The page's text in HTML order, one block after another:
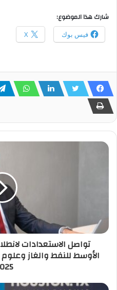
شارك هذا الموضوع:
فيس بوك X
تواصل الاستعدادات
الأوسط للنفط والغاز